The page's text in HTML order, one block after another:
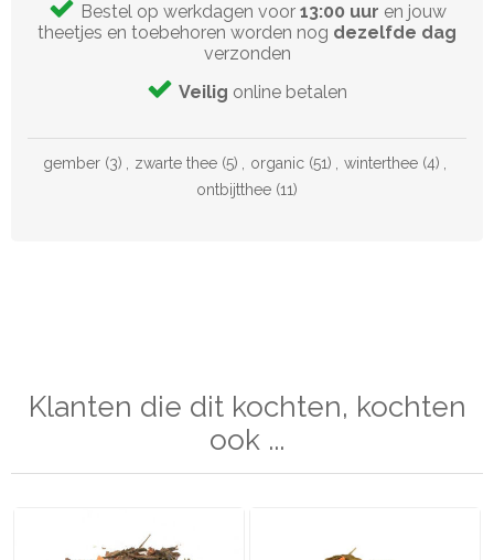
Bestel op werkdagen voor 13:00 uur en jouw
theetjes en toebehoren worden nog dezelfde dag
verzonden
Veilig online betalen
gember (3) , zwarte thee (5) , organic (51) , winterthee (4) ,
ontbijtthee (11)
Klanten die dit kochten, kochten
ook ...